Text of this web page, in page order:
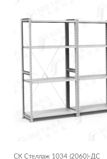
СК Стеллаж 1034 (2060)-ДС